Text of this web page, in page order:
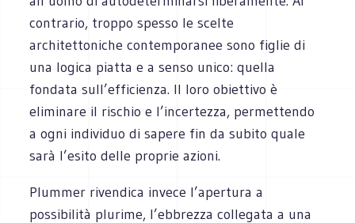
contrario, troppo spesso le scelte
architettoniche contemporanee sono figlie di
una logica piatta e a senso unico: quella
fondata sull’efficienza. Il loro obiettivo è
eliminare il rischio e l’incertezza, permettendo
a ogni individuo di sapere fin da subito quale
sarà l’esito delle proprie azioni.
Plummer rivendica invece l’apertura a
possibilità plurime, l’ebbrezza collegata a una